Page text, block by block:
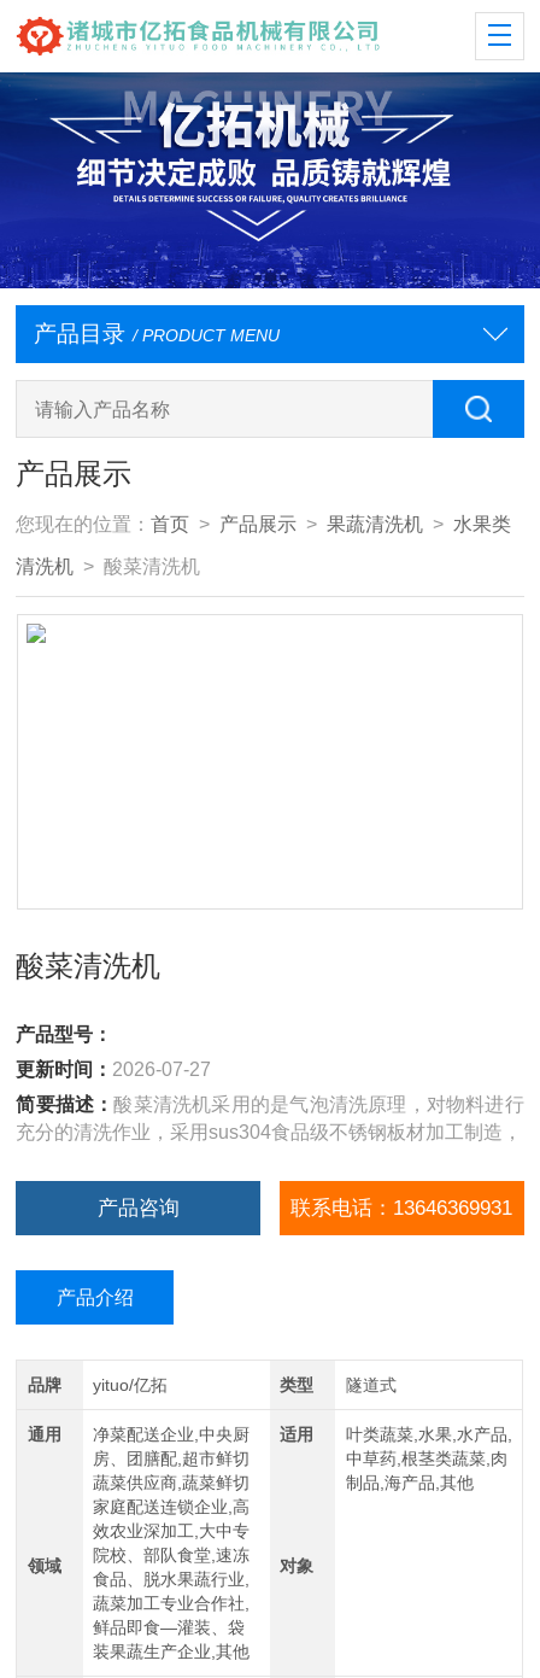
产品目录 / PRODUCT MENU
产品展示
您现在的位置：首页 > 产品展示 >果蔬清洗机 > 水果类
清洗机 > 酸菜清洗机
酸菜清洗机
产品型号：
更新时间： 2026-07-27
简要描述：酸菜清洗机采用的是气泡清洗原理，对物料进行
充分的清洗作业，采用sus304食品级不锈钢板材加工制造，
产品咨询 联系电话：13646369931
产品介绍
品牌 yituo/亿拓 类型 隧道式
通用
领域
净菜配送企业,中央厨
房、团膳配,超市鲜切
蔬菜供应商,蔬菜鲜切
家庭配送连锁企业,高
效农业深加工,大中专
院校、部队食堂,速冻
食品、脱水果蔬行业,
蔬菜加工专业合作社,
鲜品即食—灌装、袋
装果蔬生产企业,其他
适用
对象
叶类蔬菜,水果,水产品,
中草药,根茎类蔬菜,肉
制品,海产品,其他